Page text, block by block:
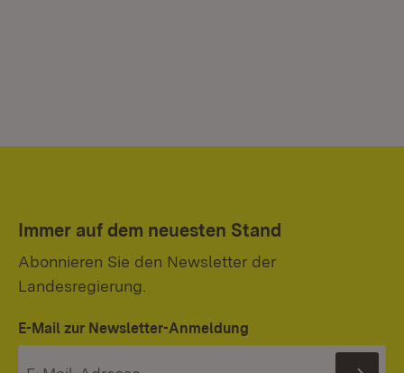
Immer auf dem neuesten Stand
Abonnieren Sie den Newsletter der
Landesregierung.
E-Mail zur Newsletter-Anmeldung